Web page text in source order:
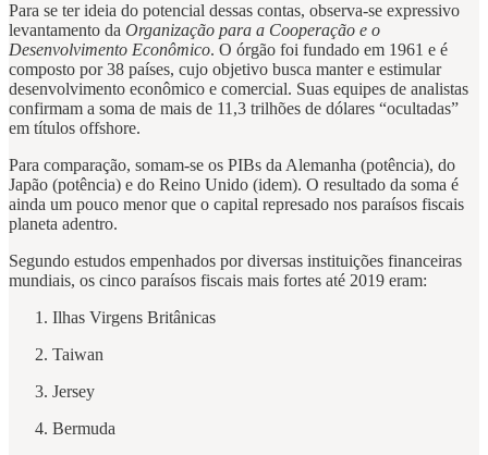
Para se ter ideia do potencial dessas contas, observa-se expressivo
levantamento da Organização para a Cooperação e o
Desenvolvimento Econômico. O órgão foi fundado em 1961 e é
composto por 38 países, cujo objetivo busca manter e estimular
desenvolvimento econômico e comercial. Suas equipes de analistas
confirmam a soma de mais de 11,3 trilhões de dólares “ocultadas”
em títulos offshore.
Para comparação, somam-se os PIBs da Alemanha (potência), do
Japão (potência) e do Reino Unido (idem). O resultado da soma é
ainda um pouco menor que o capital represado nos paraísos fiscais
planeta adentro.
Segundo estudos empenhados por diversas instituições financeiras
mundiais, os cinco paraísos fiscais mais fortes até 2019 eram:
Ilhas Virgens Britânicas
Taiwan
Jersey
Bermuda